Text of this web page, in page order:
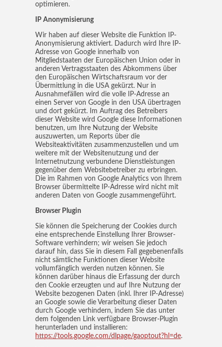
optimieren.
IP Anonymisierung
Wir haben auf dieser Website die Funktion IP-
Anonymisierung aktiviert. Dadurch wird Ihre IP-
Adresse von Google innerhalb von
Mitgliedstaaten der Europäischen Union oder in
anderen Vertragsstaaten des Abkommens über
den Europäischen Wirtschaftsraum vor der
Übermittlung in die USA gekürzt. Nur in
Ausnahmefällen wird die volle IP-Adresse an
einen Server von Google in den USA übertragen
und dort gekürzt. Im Auftrag des Betreibers
dieser Website wird Google diese Informationen
benutzen, um Ihre Nutzung der Website
auszuwerten, um Reports über die
Websiteaktivitäten zusammenzustellen und um
weitere mit der Websitenutzung und der
Internetnutzung verbundene Dienstleistungen
gegenüber dem Websitebetreiber zu erbringen.
Die im Rahmen von Google Analytics von Ihrem
Browser übermittelte IP-Adresse wird nicht mit
anderen Daten von Google zusammengeführt.
Browser Plugin
Sie können die Speicherung der Cookies durch
eine entsprechende Einstellung Ihrer Browser-
Software verhindern; wir weisen Sie jedoch
darauf hin, dass Sie in diesem Fall gegebenenfalls
nicht sämtliche Funktionen dieser Website
vollumfänglich werden nutzen können. Sie
können darüber hinaus die Erfassung der durch
den Cookie erzeugten und auf Ihre Nutzung der
Website bezogenen Daten (inkl. Ihrer IP-Adresse)
an Google sowie die Verarbeitung dieser Daten
durch Google verhindern, indem Sie das unter
dem folgenden Link verfügbare Browser-Plugin
herunterladen und installieren:
https://tools.google.com/dlpage/gaoptout?hl=de.